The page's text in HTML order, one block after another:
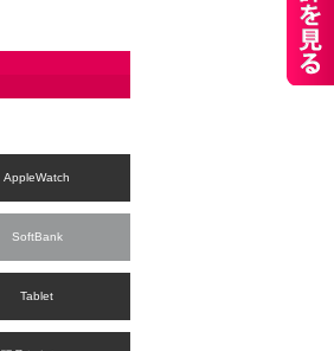
AppleWatch
SoftBank
Tablet